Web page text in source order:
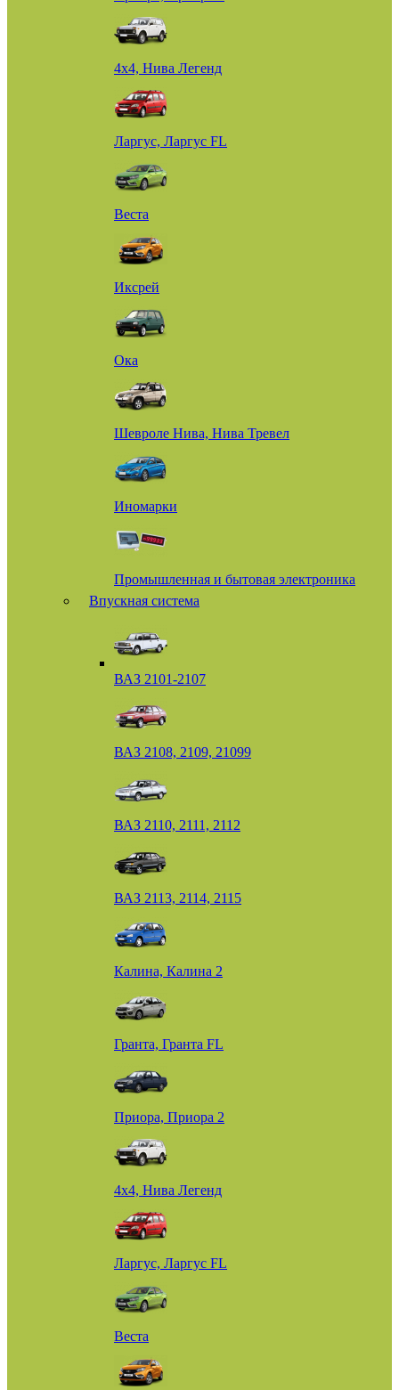
4х4, Нива Легенд
Ларгус, Ларгус FL
Веста
Иксрей
Ока
Шевроле Нива, Нива Тревел
Иномарки
Промышленная и бытовая электроника
Впускная система
ВАЗ 2101-2107
ВАЗ 2108, 2109, 21099
ВАЗ 2110, 2111, 2112
ВАЗ 2113, 2114, 2115
Калина, Калина 2
Гранта, Гранта FL
Приора, Приора 2
4х4, Нива Легенд
Ларгус, Ларгус FL
Веста